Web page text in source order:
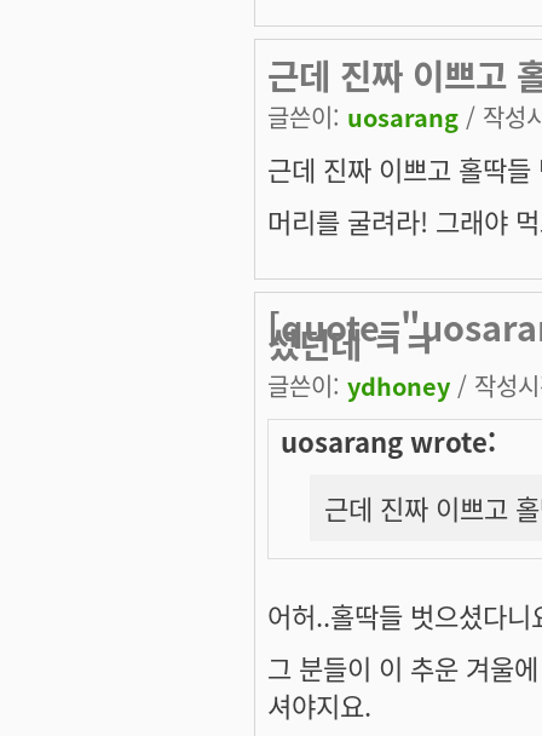
근데 진짜 이쁘고
글쓴이: uosarang / 작성
근데 진짜 이쁘고 홀딱
머리를 굴려라! 그래야
셨던데 ㅋㅋ
글쓴이: ydhoney / 작성
uosarang wrote:
근데 진짜 이쁘고
어허..홀딱들 벗으셨다
그 분들이 이 추운 겨울
셔야지요.